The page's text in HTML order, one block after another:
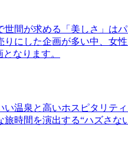
間が求める「美しさ」は
にした企画が多い中、女
なります。
温泉と高いホスピタリテ
時間を演出する“ハズさ